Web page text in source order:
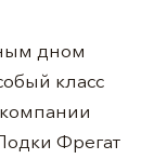
дном
класс
Фрегат